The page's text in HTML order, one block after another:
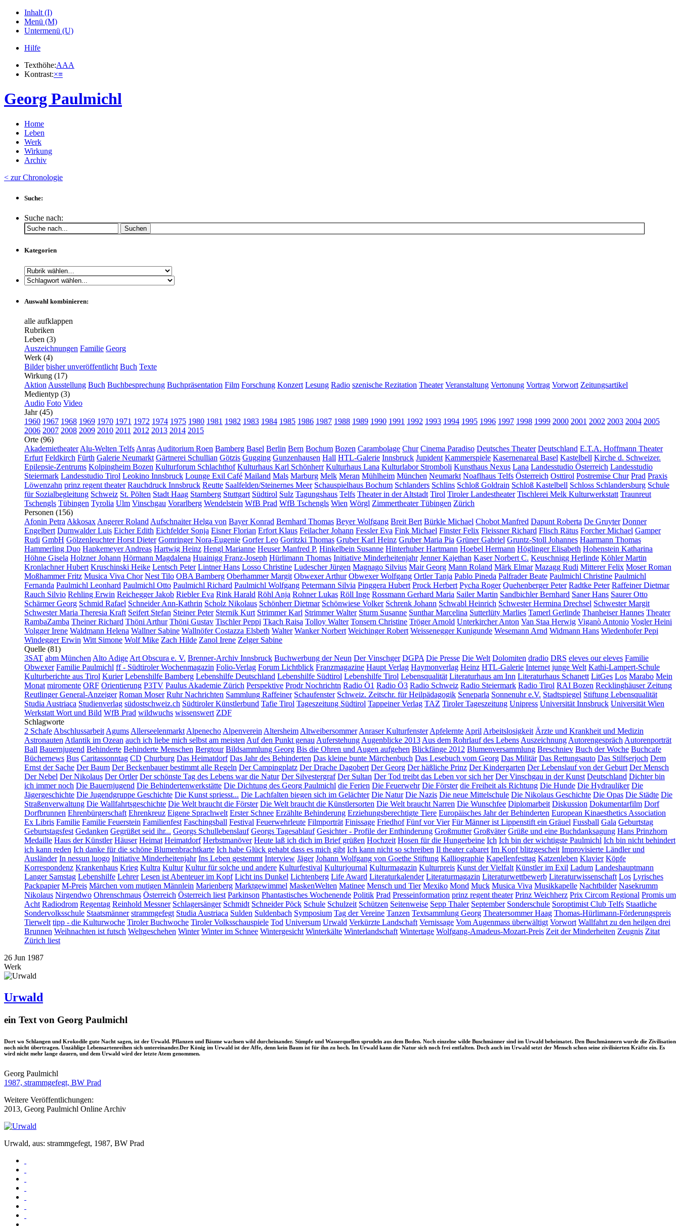
Inhalt (I)
Menü (M)
Untermenü (U)
Hilfe
Texthöhe:AAA
Kontrast:×≡
Georg Paulmichl
Home
Leben
Werk
Wirkung
Archiv
< zur Chronologie
Suche:
Suche nach:
Suchen
Kategorien
Auswahl kombinieren:
alle aufklappen
Rubriken
Leben (3)
Auszeichnungen Familie Georg
Werk (4)
Bilder bisher unveröffentlicht Buch Texte
Wirkung (17)
Aktion Ausstellung Buch Buchbesprechung Buchpräsentation Film Forschung Konzert Lesung Radio szenische Rezitation Theater Veranstaltung Vertonung Vortrag Vorwort Zeitungsartikel
Medientyp (3)
Audio Foto Video
Jahr (45)
1960 1967 1968 1969 1970 1971 1972 1974 1975 1980 1981 1982 1983 1984 1985 1986 1987 1988 1989 1990 1991 1992 1993 1994 1995 1996 1997 1998 1999 2000 2001 2002 2003 2004 2005
2006 2007 2008 2009 2010 2011 2012 2013 2014 2015
Orte (96)
Akademietheater Alu-Welten Telfs Anras Auditorium Roen Bamberg Basel Berlin Bern Bochum Bozen Carambolage Chur Cinema Paradiso Deutsches Theater Deutschland E.T.A. Hoffmann Theater
Erfurt Feldkirch Fürth Galerie Neumarkt Gärtnerei Schullian Götzis Gugging Gunzenhausen Hall HTL-Galerie Innsbruck Jupident Kammerspiele Kasernenareal Basel Kastelbell Kirche d. Schweizer.
Epilepsie-Zentrums Kolpingheim Bozen Kulturforum Schlachthof Kulturhaus Karl Schönherr Kulturhaus Lana Kulturlabor Stromboli Kunsthaus Nexus Lana Landesstudio Österreich Landesstudio
Steiermark Landesstudio Tirol Leokino Innsbruck Lounge Exil Café Mailand Mals Marburg Melk Meran Mühlheim München Neumarkt Noaflhaus Telfs Österreich Osttirol Postremise Chur Prad Praxis
Löwenzahn prinz regent theater Rauchdruck Innsbruck Reutte Saalfelden/Steinernes Meer Schauspielhaus Bochum Schlanders Schlins Schloß Goldrain Schloß Kastelbell Schloss Schlandersburg Schule
für Sozialbegleitung Schweiz St. Pölten Stadt Haag Starnberg Stuttgart Südtirol Sulz Tagungshaus Telfs Theater in der Altstadt Tirol Tiroler Landestheater Tischlerei Melk Kulturwerkstatt Traunreut
Tschengls Tübingen Tyrolia Ulm Vinschgau Vorarlberg Wendelstein WfB Prad WfB Tschengls Wien Wörgl Zimmertheater Tübingen Zürich
Personen (156)
Afonin Petra Akkosax Angerer Roland Aufschnaiter Helga von Bayer Konrad Bernhard Thomas Beyer Wolfgang Breit Bert Bürkle Michael Chobot Manfred Dapunt Roberta De Gruyter Donner
Engelbert Durnwalder Luis Eicher Edith Eichfelder Sonja Eisner Florian Erfort Klaus Feilacher Johann Fessler Eva Fink Michael Finster Felix Fleissner Richard Flisch Rätus Forcher Michael Gamper
Rudi GmbH Gölzenleuchter Horst Dieter Gomringer Nora-Eugenie Gorfer Leo Goritzki Thomas Gruber Karl Heinz Gruber Maria Pia Grüner Gabriel Gruntz-Stoll Johannes Haarmann Thomas
Hammerling Duo Hapkemeyer Andreas Hartwig Heinz Hengl Marianne Heuser Manfred P. Hinkelbein Susanne Hinterhuber Hartmann Hoebel Hermann Höglinger Elisabeth Hohenstein Katharina
Höhne Gisela Holzner Johann Hörmann Magdalena Huainigg Franz-Joseph Hürlimann Thomas Initiative Minderheitenjahr Jenner Kajethan Kaser Norbert C. Keuschnigg Herlinde Köhler Martin
Kronlachner Hubert Kruschinski Heike Lentsch Peter Lintner Hans Losso Christine Ludescher Jürgen Magnago Silvius Mair Georg Mann Roland Märk Elmar Mazagg Rudi Mitterer Felix Moser Roman
Moßhammer Fritz Musica Viva Chor Nest Tilo OBA Bamberg Oberhammer Margit Obwexer Arthur Obwexer Wolfgang Ortler Tanja Pablo Pineda Palfrader Beate Paulmichl Christine Paulmichl
Fernanda Paulmichl Leonhard Paulmichl Otto Paulmichl Richard Paulmichl Wolfgang Petermann Silvia Pinggera Hubert Prock Herbert Pycha Roger Quehenberger Peter Radtke Peter Raffeiner Dietmar
Rauch Silvio Rehling Erwin Reichegger Jakob Riebler Eva Rink Harald Röhl Anja Rohner Lukas Röll Inge Rossmann Gerhard Maria Sailer Martin Sandbichler Bernhard Saner Hans Saurer Otto
Schärmer Georg Schmid Rafael Schneider Ann-Kathrin Scholz Nikolaus Schönherr Dietmar Schönwiese Volker Schrenk Johann Schwabl Heinrich Schwester Hermina Drechsel Schwester Margit
Schwester Maria Theresia Kraft Seifert Stefan Steiner Peter Sternik Kurt Strimmer Karl Strimmer Walter Sturm Susanne Sunthar Marcelina Sutterlüty Marlies Tamerl Gerlinde Thanheiser Hannes Theater
RambaZamba Theiner Richard Thöni Arthur Thöni Gustav Tischler Peppi Tkach Raisa Tolloy Walter Tonsern Christine Tröger Arnold Unterkircher Anton Van Staa Herwig Viganò Antonio Vogler Heini
Volgger Irene Waldmann Helena Wallner Sabine Wallnöfer Costazza Elsbeth Walter Wanker Norbert Weichinger Robert Weissenegger Kunigunde Wesemann Arnd Widmann Hans Wiedenhofer Pepi
Windegger Erwin Witt Simone Wolf Mike Zach Hilde Zanol Irene Zelger Sabine
Quelle (81)
3SAT abm München Alto Adige Art Obscura e. V. Brenner-Archiv Innsbruck Buchwerbung der Neun Der Vinschger DGPA Die Presse Die Welt Dolomiten dradio DRS eleves our eleves Familie
Obwexer Familie Paulmichl ff - Südtiroler Wochenmagazin Folio-Verlag Forum Lichtblick Franzmagazine Haupt Verlag Haymonverlag Heinz HTL-Galerie Internet junge Welt Kathi-Lampert-Schule
Kulturberichte aus Tirol Kurier Lebenshilfe Bamberg Lebenshilfe Deutschland Lebenshilfe Südtirol Lebenshilfe Tirol Lebensqualität Literaturhaus am Inn Literaturhaus Schanett LitGes Los Marabo Mein
Monat miromente ORF Orientierung P3TV Paulus Akademie Zürich Perspektive Prodr Nochrichtn Radio Ö1 Radio Ö3 Radio Schweiz Radio Steiermark Radio Tirol RAI Bozen Recklinghäuser Zeitung
Reutlinger General-Anzeiger Roman Moser Ruhr Nachrichten Sammlung Raffeiner Schaufenster Schweiz. Zeitschr. für Heilpädagogik Seneparla Sonnenuhr e.V. Stadtspiegel Stiftung Lebensqualität
Studia Austriaca Studienverlag südostschweiz.ch Südtiroler Künstlerbund Tafie Tirol Tageszeitung Südtirol Tappeiner Verlag TAZ Tiroler Tageszeitung Unipress Universität Innsbruck Universität Wien
Werkstatt Wort und Bild WfB Prad wildwuchs wissenswert ZDF
Schlagworte
2 Schafe Abschlussarbeit Agums Allerseelenmarkt Alpenecho Alpenverein Altersheim Altweibersommer Anraser Kulturfenster Apfelernte April Arbeitslosigkeit Ärzte und Krankheit und Medizin
Astronauten Atlantik im Ozean auch ich liebe mich selbst am meisten Auf den Punkt genau Auferstehung Augenblicke 2013 Aus dem Rohrlauf des Lebens Auszeichnung Autorengespräch Autorenporträt
Ball Bauernjugend Behinderte Behinderte Menschen Bergtour Bildsammlung Georg Bis die Ohren und Augen aufgehen Blickfänge 2012 Blumenversammlung Breschniev Buch der Woche Buchcafe
Büchernews Bus Caritassonntag CD Churburg Das Heimatdorf Das Jahr des Behinderten Das kleine bunte Märchenbuch Das Lesebuch vom Georg Das Militär Das Rettungsauto Das Stilfserjoch Dem
Ernst der Sache Der Baum Der Beckenbauer bestimmt alle Regeln Der Campingplatz Der Drache Dagobert Der Georg Der häßliche Prinz Der Kindergarten Der Lebenslauf von der Geburt Der Mensch
Der Nebel Der Nikolaus Der Ortler Der schönste Tag des Lebens war die Natur Der Silvestergraf Der Sultan Der Tod treibt das Leben vor sich her Der Vinschgau in der Kunst Deutschland Dichter bin
ich immer noch Die Bauernjugend Die Behindertenwerkstätte Die Dichtung des Georg Paulmichl die Ferien Die Feuerwehr Die Förster die Freiheit als Richtung Die Hunde Die Hydrauliker Die
Jägergeschichte Die Jugendgruppe Geschichte Die Kunst spriesst... Die Lachfalten biegen sich im Gelächter Die Natur Die Nazis Die neue Mittelschule Die Nikolaus Geschichte Die Opas Die Städte Die
Straßenverwaltung Die Wallfahrtsgeschichte Die Welt braucht die Förster Die Welt braucht die Künstlersorten Die Welt braucht Narren Die Wunschfee Diplomarbeit Diskussion Dokumentarfilm Dorf
Dorfbrunnen Ehrenbürgerschaft Ehrenkreuz Eigene Sprachwelt Erster Schnee Erzählte Behinderung Erziehungsberechtigte Tiere Europäisches Jahr der Behinderten European Kinaesthetics Association
Ex Libris Familie Familie Feuerstein Familienfest Faschingsball Festival Feuerwehrleute Filmporträt Finissage Friedhof Fünf vor Vier Für Männer ist Lippenstift ein Gräuel Fussball Gala Geburtstag
Geburtstagsfest Gedanken Gegrüßet seid ihr... Georgs Schullebenslauf Georgs Tagesablauf Gesichter - Profile der Enthinderung Großmutter Großväter Grüße und eine Buchdanksagung Hans Prinzhorn
Medaille Haus der Künstler Häuser Heimat Heimatdorf Herbstmanöver Heute laß ich dich im Brief grüßen Hochzeit Hosen für die Hungerbeine Ich Ich bin der wichtigste Paulmichl Ich bin nicht behindert
ich kann reden Ich danke für die schöne Blumenbrachtkarte Ich habe Glück gehabt dass es mich gibt Ich kann nicht so schreiben Il theater cabaret Im Kopf blitzgescheit Improvisierte Ländler und
Ausländer In nessun luogo Initiative Minderheitenjahr Ins Leben gestemmt Interview Jäger Johann Wolfgang von Goethe Stiftung Kalliographie Kapellenfesttag Katzenleben Klavier Köpfe
Korrespondenz Krankenhaus Krieg Kultra Kultur Kultur für solche und andere Kulturfestival Kulturjournal Kulturmagazin Kulturpreis Kunst der Vielfalt Künstler im Exil Ladum Landeshauptmann
Langer Samstag Lebenshilfe Lehrer Lesen ist Abenteuer im Kopf Licht ins Dunkel Lichtenberg Life Award Literaturkalender Literaturmagazin Literaturwettbewerb Literaturwissenschaft Los Lyrisches
Packpapier M-Preis Märchen vom mutigen Männlein Marienberg Marktgewimmel MaskenWelten Matinee Mensch und Tier Mexiko Mond Muck Musica Viva Musikkapelle Nachtbilder Nasekrumm
Nikolaus Nirgendwo Ohrenschmaus Österreich Österreich liest Parkinson Phantastisches Wochenende Politik Prad Presseinformation prinz regent theater Prinz Weichherz Prix Circom Regional Promis um
Acht Radiodrom Regentag Reinhold Messner Schlagersänger Schmidt Schneider Pöck Schule Schulzeit Schützen Seitenweise Sepp Thaler September Sonderschule Soroptimist Club Telfs Staatliche
Sondervolksschule Staatsmänner strammgefegt Studia Austriaca Sulden Suldenbach Symposium Tag der Vereine Tanzen Textsammlung Georg Theatersommer Haag Thomas-Hürlimann-Förderungspreis
Tierwelt tipp - die Kulturwoche Tiroler Buchwoche Tiroler Volksschauspiele Tod Universum Urwald Verkürzte Landschaft Vernissage Vom Augenmass überwältigt Vorwort Wallfahrt zu den heilgen drei
Brunnen Weihnachten ist futsch Weltgeschehen Winter Winter im Schnee Wintergesicht Winterkälte Winterlandschaft Wintertage Wolfgang-Amadeus-Mozart-Preis Zeit der Minderheiten Zeugnis Zitat
Zürich liest
26 Jun 1987
Werk
Urwald
ein Text von Georg Paulmichl
Dort wo Schlangen und Krokodile gute Nacht sagen, ist der Urwald. Pflanzen und Bäume wachsen wild durcheinander. Sümpfe und Wasserquellen sprudeln aus dem Boden. Noch einzelne wilde Buschmänner sind im Urwald beheimatet. Den Buschmännern wurde die Zivilisation
noch nicht übertragen. Unzählige Lebensartenreihen sich untereinander.Der König im Urwald ist der Affe, denn kein Baum ist für ihn zu hoch. Im Urwald kann die Natur sich noch frei entfalten. Doch auch im Urwald setzt der Mensch schon seine zivilisierten Kräfte ein. Es
wird nicht mehr lange dauern, und dem Urwald wird der letzte Atem genommen.
Georg Paulmichl
1987, strammgefegt, BW Prad
Weitere Veröffentlichungen:
2013, Georg Paulmichl Online Archiv
Urwald, aus: strammgefegt, 1987, BW Prad